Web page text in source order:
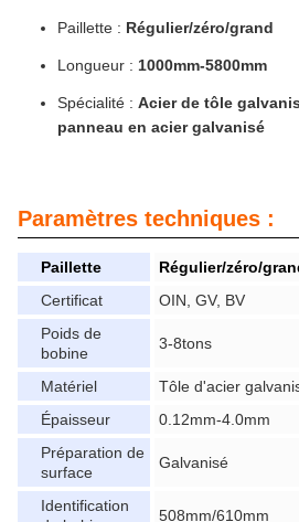
Paillette : Régulier/zéro/grand
Longueur : 1000mm-5800mm
Spécialité : Acier de tôle
panneau en acier galvanisé
Paramètres techniques :
Paillette
Régulier/zéro/
Certificat
OIN, GV, BV
Poids de
bobine
3-8tons
Matériel
Tôle d'acier
Épaisseur
0.12mm-4.0mm
Préparation de
surface
Galvanisé
Identification
508mm/610mm